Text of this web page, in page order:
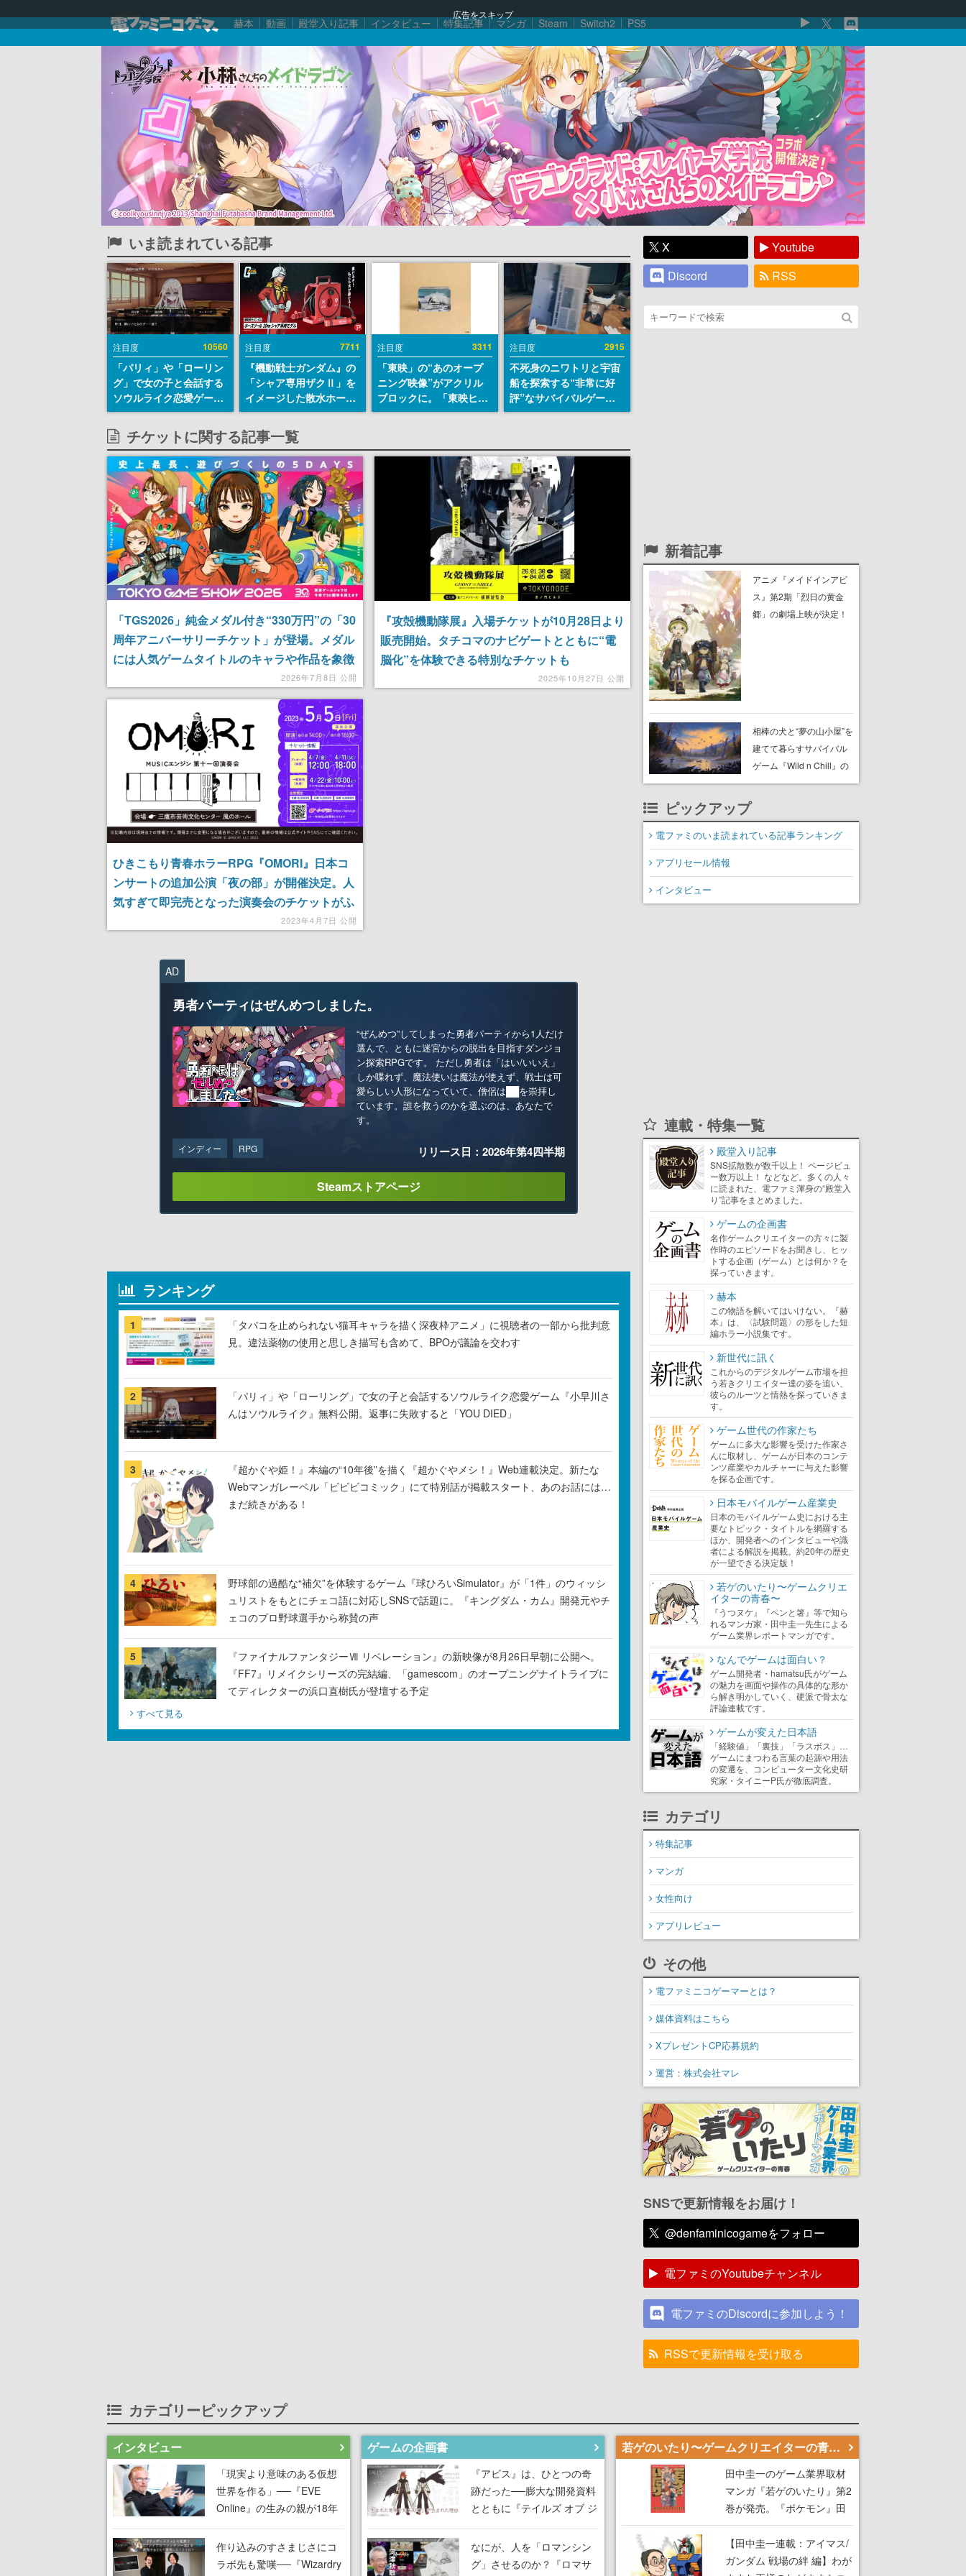
広告をスキップ
赫本 動画 殿堂入り記事 インタビュー 特集記事 マンガ Steam Switch2 PS5
いま読まれている記事
注目度 10560
「パリィ」や「ローリン
グ」で女の子と会話する
ソウルライク恋愛ゲーム
『小早川さんはソウルラ
イク』無料公開。返事に
失敗すると「YOU
DIED」
注目度 7711
『機動戦士ガンダム』の
「シャア専用ザクⅡ」を
イメージした散水ホース
リールが予約開始。本体
にはシャアのパーソナル
マークやジオン公国軍の
エンブレム、型式番号な
どを配置
注目度 3311
「東映」の“あのオープ
ニング映像”がアクリル
ブロックに。「東映ヒス
トリカル グッズコレクシ
注目度 2915
不死身のニワトリと宇宙
船を探索する“非常に好
評”なサバイバルゲーム
『Breathedge』が無料
チケットに関する記事一覧
「TGS2026」純金メダル付き“330万円”の「30
周年アニバーサリーチケット」が登場。メダル
には人気ゲームタイトルのキャラや作品を象徴
2026年7月8日 公開
『攻殻機動隊展』入場チケットが10月28日より
販売開始。タチコマのナビゲートとともに“電
脳化”を体験できる特別なチケットも
2025年10月27日 公開
ひきこもり青春ホラーRPG『OMORI』日本コ
ンサートの追加公演「夜の部」が開催決定。人
気すぎて即完売となった演奏会のチケットがふ
2023年4月7日 公開
AD
勇者パーティはぜんめつしました。
“ぜんめつ”してしまった勇者パーティから1人だけ
選んで、ともに迷宮からの脱出を目指すダンジョ
ン探索RPGです。 ただし勇者は「はい/いいえ」
しか喋れず、魔法使いは魔法が使えず、戦士は可
愛らしい人形になっていて、僧侶は██を崇拝し
ています。誰を救うのかを選ぶのは、あなたで
す。
インディー RPG リリース日：2026年第4四半期
Steamストアページ
ランキング
1
「タバコを止められない猫耳キャラを描く深夜枠アニメ」に視聴者の一部から批判意
見。違法薬物の使用と思しき描写も含めて、BPOが議論を交わす
2
「パリィ」や「ローリング」で女の子と会話するソウルライク恋愛ゲーム『小早川さ
んはソウルライク』無料公開。返事に失敗すると「YOU DIED」
3
『超かぐや姫！』本編の“10年後”を描く『超かぐやメシ！』Web連載決定。新たな
Webマンガレーベル「ビビビコミック」にて特別話が掲載スタート、あのお話には…
まだ続きがある！
4
野球部の過酷な“補欠”を体験するゲーム『球ひろいSimulator』が「1件」のウィッシ
ュリストをもとにチェコ語に対応しSNSで話題に。『キングダム・カム』開発元やチ
ェコのプロ野球選手から称賛の声
5
『ファイナルファンタジーⅦ リベレーション』の新映像が8月26日早朝に公開へ。
『FF7』リメイクシリーズの完結編、「gamescom」のオープニングナイトライブに
てディレクターの浜口直樹氏が登壇する予定
すべて見る
X
Youtube
Discord
RSS
新着記事
アニメ『メイドインアビ
ス』第2期「烈日の黄金
郷」の劇場上映が決定！
相棒の犬と“夢の山小屋”を
建てて暮らすサバイバル
ゲーム『Wild n Chill』の
体験版がSteamで配信
ピックアップ
電ファミのいま読まれている記事ランキング
アプリセール情報
インタビュー
連載・特集一覧
殿堂入り記事
SNS拡散数が数千以上！ ページビュ
ー数万以上！ などなど。多くの人々
に読まれた、電ファミ渾身の“殿堂入
り”記事をまとめました。
ゲームの企画書
名作ゲームクリエイターの方々に製
作時のエピソードをお聞きし、ヒッ
トする企画（ゲーム）とは何か？を
探っていきます。
赫本
この物語を解いてはいけない。『赫
本』は、〈試験問題〉の形をした短
編ホラー小説集です。
新世代に訊く
これからのデジタルゲーム市場を担
う若きクリエイター達の姿を追い、
彼らのルーツと情熱を探っていきま
す。
ゲーム世代の作家たち
ゲームに多大な影響を受けた作家さ
んに取材し、ゲームが日本のコンテ
ンツ産業やカルチャーに与えた影響
を探る企画です。
日本モバイルゲーム産業史
日本のモバイルゲーム史における主
要なトピック・タイトルを網羅する
ほか、開発者へのインタビューや識
者による解説を掲載。約20年の歴史
が一望できる決定版！
若ゲのいたり〜ゲームクリエ
イターの青春〜
『うつヌケ』『ペンと箸』等で知ら
れるマンガ家・田中圭一先生による
ゲーム業界レポートマンガです。
なんでゲームは面白い？
ゲーム開発者・hamatsu氏がゲーム
の魅力を画面や操作の具体的な形か
ら解き明かしていく、硬派で骨太な
評論連載です。
ゲームが変えた日本語
「経験値」「裏技」「ラスボス」…
ゲームにまつわる言葉の起源や用法
の変遷を、コンピューター文化史研
究家・タイニーP氏が徹底調査。
カテゴリ
特集記事
マンガ
女性向け
アプリレビュー
その他
電ファミニコゲーマーとは？
媒体資料はこちら
XプレゼントCP応募規約
運営：株式会社マレ
SNSで更新情報をお届け！
@denfaminicogameをフォロー
電ファミのYoutubeチャンネル
電ファミのDiscordに参加しよう！
RSSで更新情報を受け取る
カテゴリーピックアップ
インタビュー
「現実より意味のある仮想
世界を作る」──『EVE
Online』の生みの親が18年
言”は、比喩ではなく本気だ
った
作り込みのすさまじさにコ
ラボ先も驚嘆──『Wizardry
ゲームの企画書
『アビス』は、ひとつの奇
跡だった──膨大な開発資料
とともに『テイルズ オブ ジ
「生まれた意味を知る
RPG」が生まれた理由【ゲ
なにが、人を「ロマンシン
グ」させるのか？『ロマサ
若ゲのいたり〜ゲームクリエイターの青春〜
田中圭一のゲーム業界取材
マンガ『若ゲのいたり』第2
巻が発売。『ポケモン』田
尻智さん、『ゼビウス』遠
藤雅伸さんらの貴重なエピ
ソードを収録
【田中圭一連載：アイマス/
ガンダム 戦場の絆 編】わが